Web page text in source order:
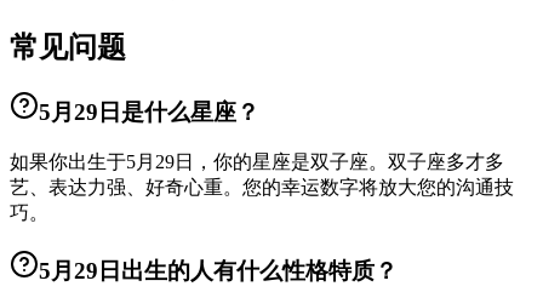
常见问题
5月29日是什么星座？
如果你出生于5月29日，你的星座是双子座。双子座多才多
艺、表达力强、好奇心重。您的幸运数字将放大您的沟通技
巧。
5月29日出生的人有什么性格特质？